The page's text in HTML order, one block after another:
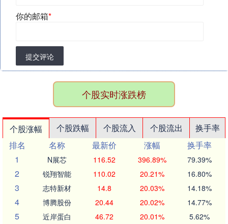
你的邮箱*
提交评论
个股实时涨跌榜
个股涨幅 个股跌幅 个股流入 个股流出
换手率
排名
名称 最新价 涨幅
换手率
1
N展芯 116.52 396.89% 79.39%
2 锐翔智能 110.02 20.21% 16.80%
3 志特新材 14.8 20.03% 14.18%
4 博腾股份 20.44 20.02% 14.77%
5 近岸蛋白 46.72 20.01% 5.62%